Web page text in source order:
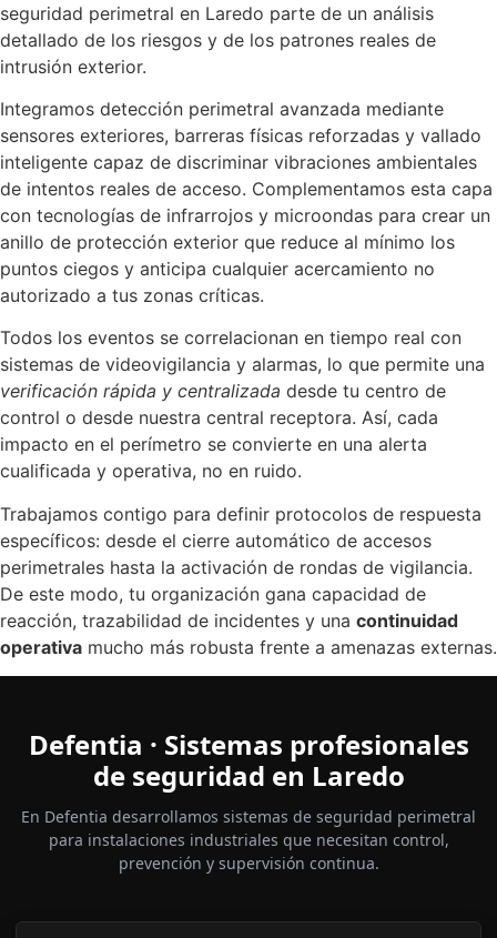
seguridad perimetral en Laredo parte de un análisis
detallado de los riesgos y de los patrones reales de
intrusión exterior.
Integramos detección perimetral avanzada mediante
sensores exteriores, barreras físicas reforzadas y vallado
inteligente capaz de discriminar vibraciones ambientales
de intentos reales de acceso. Complementamos esta capa
con tecnologías de infrarrojos y microondas para crear un
anillo de protección exterior que reduce al mínimo los
puntos ciegos y anticipa cualquier acercamiento no
autorizado a tus zonas críticas.
Todos los eventos se correlacionan en tiempo real con
sistemas de videovigilancia y alarmas, lo que permite una
verificación rápida y centralizada desde tu centro de
control o desde nuestra central receptora. Así, cada
impacto en el perímetro se convierte en una alerta
cualificada y operativa, no en ruido.
Trabajamos contigo para definir protocolos de respuesta
específicos: desde el cierre automático de accesos
perimetrales hasta la activación de rondas de vigilancia.
De este modo, tu organización gana capacidad de
reacción, trazabilidad de incidentes y una continuidad
operativa mucho más robusta frente a amenazas externas.
Defentia · Sistemas profesionales
de seguridad en Laredo
En Defentia desarrollamos sistemas de seguridad perimetral
para instalaciones industriales que necesitan control,
prevención y supervisión continua.